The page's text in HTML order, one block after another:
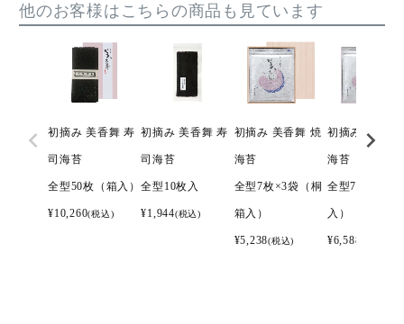
他のお客様はこちらの商品も見ています
初摘み 美香舞 寿
司海苔
全型50枚（箱入）
¥10,260(税込)
初摘み 美香舞 寿
司海苔
全型10枚入
¥1,944(税込)
初摘み 美香舞 焼
海苔
全型7枚×3袋（桐
箱入）
¥5,238(税込)
初摘み 美香舞
海苔
全型7枚×4袋
入）
¥6,588